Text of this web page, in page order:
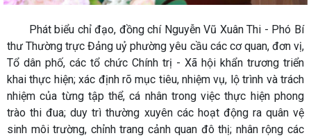
Phát biểu chỉ đạo, đồng chí Nguyễn Vũ Xuân Thi - Phó Bí
thư Thường trực Đảng uỷ phường yêu cầu các cơ quan, đơn vị,
Tổ dân phố, các tổ chức Chính trị - Xã hội khẩn trương triển
khai thực hiện; xác định rõ mục tiêu, nhiệm vụ, lộ trình và trách
nhiệm của từng tập thể, cá nhân trong việc thực hiện phong
trào thi đua; duy trì thường xuyên các hoạt động ra quân vệ
sinh môi trường, chỉnh trang cảnh quan đô thị; nhân rộng các